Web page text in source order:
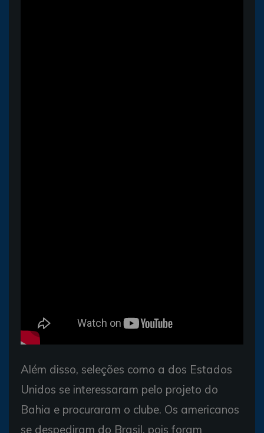
Além disso, seleções como a dos Estados
Unidos se interessaram pelo projeto do
Bahia e procuraram o clube. Os americanos
se despediram do Brasil, pois foram